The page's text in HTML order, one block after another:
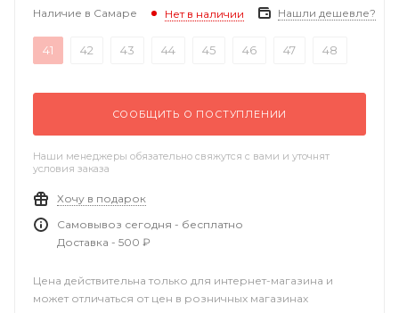
Наличие в Самаре Нет в наличии Нашли дешевле?
41 42 43 44 45 46 47 48
СООБЩИТЬ О ПОСТУПЛЕНИИ
Наши менеджеры обязательно свяжутся с вами и уточнят
условия заказа
Хочу в подарок
Самовывоз сегодня - бесплатно
Доставка - 500 ₽
Цена действительна только для интернет-магазина и
может отличаться от цен в розничных магазинах